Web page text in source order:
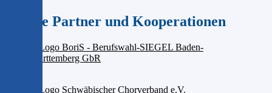
Unsere Partner und Kooperationen